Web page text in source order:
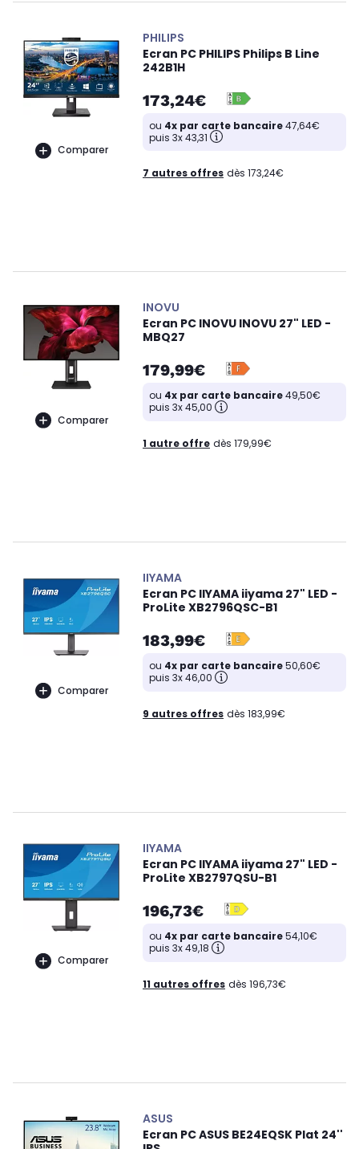
Comparer
PHILIPS
Ecran PC PHILIPS Philips B Line
242B1H
173,24€
ou 4x par carte bancaire47,64€
puis 3x 43,31
7 autres offres dès 173,24€
Comparer
INOVU
Ecran PC INOVU INOVU 27" LED -
MBQ27
179,99€
ou 4x par carte bancaire49,50€
puis 3x 45,00
1 autre offre dès 179,99€
Comparer
IIYAMA
Ecran PC IIYAMA iiyama 27" LED -
ProLite XB2796QSC-B1
183,99€
ou 4x par carte bancaire50,60€
puis 3x 46,00
9 autres offres dès 183,99€
Comparer
IIYAMA
Ecran PC IIYAMA iiyama 27" LED -
ProLite XB2797QSU-B1
196,73€
ou 4x par carte bancaire54,10€
puis 3x 49,18
11 autres offres dès 196,73€
ASUS
Ecran PC ASUS BE24EQSK Plat 24''